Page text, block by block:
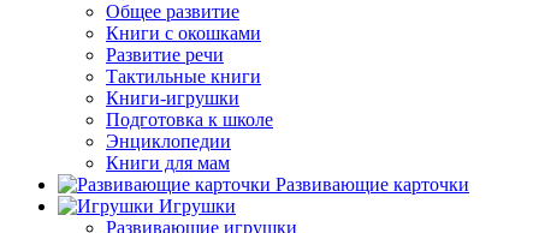
Общее развитие
Книги с окошками
Развитие речи
Тактильные книги
Книги-игрушки
Подготовка к школе
Энциклопедии
Книги для мам
Развивающие карточки
Игрушки
Развивающие игрушки